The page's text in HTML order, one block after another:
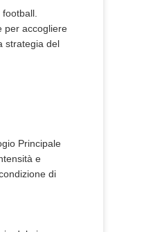
per accogliere
strategia del
Principale
e
di